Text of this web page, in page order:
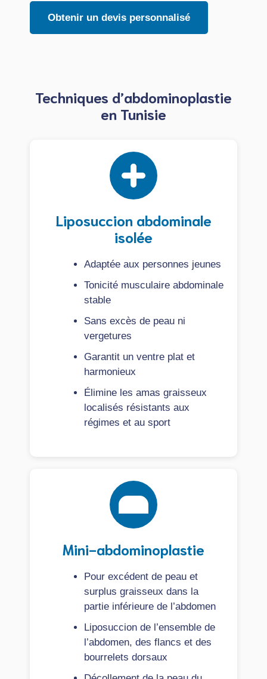
Obtenir un devis personnalisé
Techniques d’abdominoplastie
en Tunisie
Liposuccion abdominale
isolée
Adaptée aux personnes jeunes
Tonicité musculaire abdominale
stable
Sans excès de peau ni
vergetures
Garantit un ventre plat et
harmonieux
Élimine les amas graisseux
localisés résistants aux
régimes et au sport
Mini-abdominoplastie
Pour excédent de peau et
surplus graisseux dans la
partie inférieure de l’abdomen
Liposuccion de l’ensemble de
l’abdomen, des flancs et des
bourrelets dorsaux